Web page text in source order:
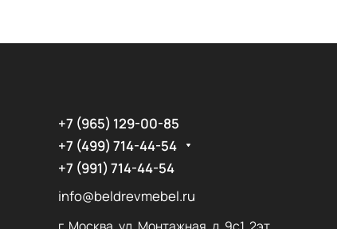
+7 (965) 129-00-85
+7 (499) 714-44-54
+7 (991) 714-44-54
info@beldrevmebel.ru